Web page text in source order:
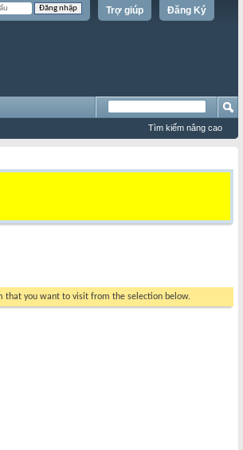
Đăng Ký
Trợ giúp
Tìm kiếm nâng cao
that you want to visit from the selection below.